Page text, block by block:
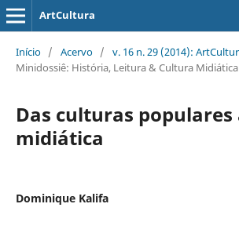
ArtCultura
Início / Acervo / v. 16 n. 29 (2014):
Minidossiê: História, Leitura & Cultura Midiática
Das culturas
midiática
Dominique Kalifa